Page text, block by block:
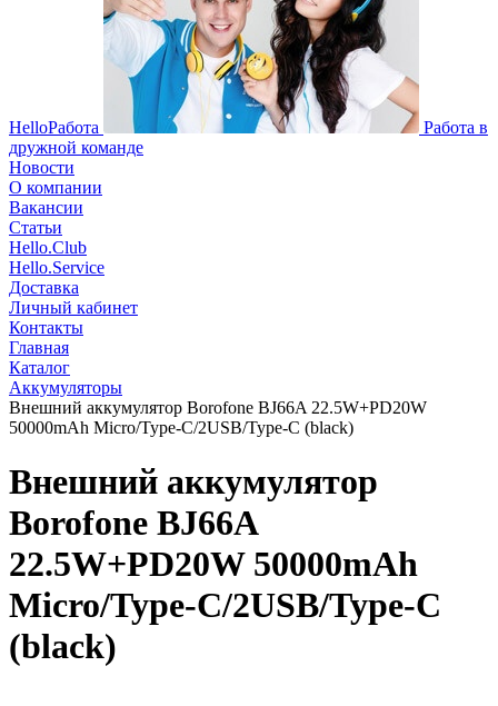
HelloРабота
Работа в
дружной команде
Новости
О компании
Вакансии
Статьи
Hello.Club
Hello.Service
Доставка
Личный кабинет
Контакты
Главная
Каталог
Аккумуляторы
Внешний аккумулятор Borofone BJ66A 22.5W+PD20W
50000mAh Micro/Type-C/2USB/Type-C (black)
Внешний аккумулятор
Borofone BJ66A
22.5W+PD20W 50000mAh
Micro/Type-C/2USB/Type-C
(black)